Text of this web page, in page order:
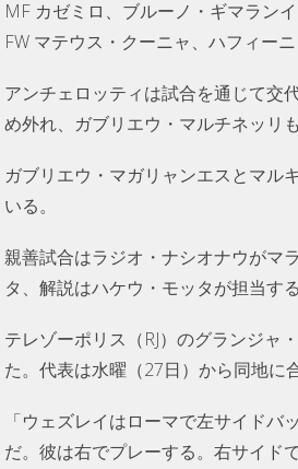
MF カゼミロ、ブルーノ・ギマラン
FW マテウス・クーニャ、ハフィー
アンチェロッティは試合を通じて交
め外れ、ガブリエウ・マルチネッリ
ガブリエウ・マガリャンエスとマル
いる。
親善試合はラジオ・ナシオナウがマ
タ、解説はハケウ・モッタが担当する
テレゾーポリス（RJ）のグランジャ
た。代表は水曜（27日）から同地に
「ウェズレイはローマで左サイド
だ。彼は右でプレーする。右サイド